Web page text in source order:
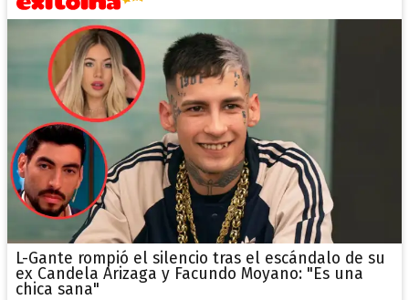
L-Gante rompió el silencio tras el escándalo de su
ex Candela Arizaga y Facundo Moyano: "Es una
chica sana"